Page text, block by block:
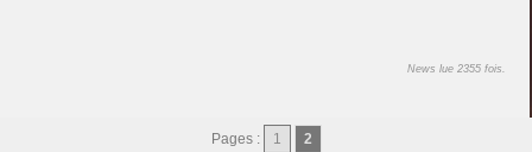
News lue 2355 fois.
Pages : 1 2